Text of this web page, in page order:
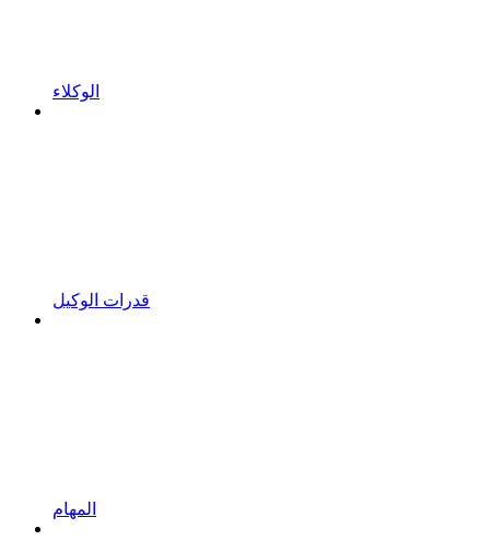
الوكلاء
قدرات الوكيل
المهام